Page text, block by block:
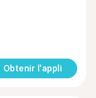
Obtenir l'appli